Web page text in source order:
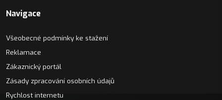
Navigace
Všeobecné podmínky ke stažení
Reklamace
Zákaznický portál
Zásady zpracování osobních údajů
Rychlost internetu